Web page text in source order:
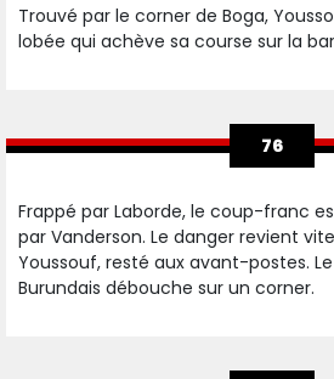
Trouvé par le corner de Boga,
lobée qui achève sa course sur la
76
Frappé par Laborde, le coup-franc
par Vanderson. Le danger revient
Youssouf, resté aux avant-postes.
Burundais débouche sur un corner.